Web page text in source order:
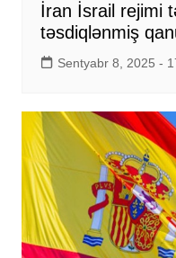
İran İsrail rejimi
təsdiqlənmiş
Sentyabr 8, 2025 -